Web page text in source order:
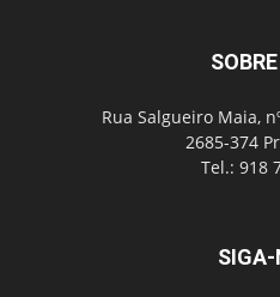
Rua Salgueiro Maia,
2685-374
Tel.: 918
SIGA-